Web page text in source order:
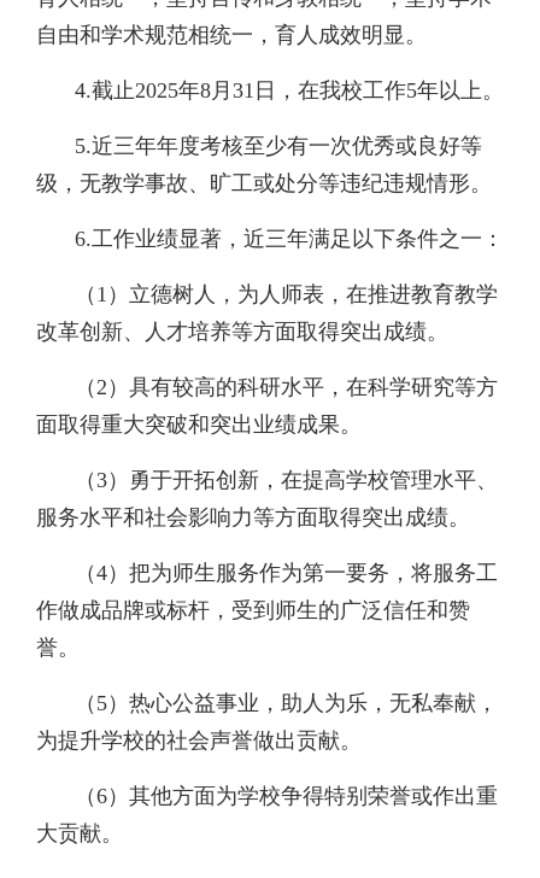
自由和学术规范相统一，育人成效明显。
4.截止2025年8月31日，在我校工作5年以上。
5.近三年年度考核至少有一次优秀或良好等
级，无教学事故、旷工或处分等违纪违规情形。
6.工作业绩显著，近三年满足以下条件之一：
（1）立德树人，为人师表，在推进教育教学
改革创新、人才培养等方面取得突出成绩。
（2）具有较高的科研水平，在科学研究等方
面取得重大突破和突出业绩成果。
（3）勇于开拓创新，在提高学校管理水平、
服务水平和社会影响力等方面取得突出成绩。
（4）把为师生服务作为第一要务，将服务工
作做成品牌或标杆，受到师生的广泛信任和赞
誉。
（5）热心公益事业，助人为乐，无私奉献，
为提升学校的社会声誉做出贡献。
（6）其他方面为学校争得特别荣誉或作出重
大贡献。